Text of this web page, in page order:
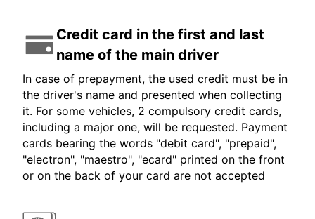
Credit card in the first and last
name of the main driver
In case of prepayment, the used credit must be in
the driver's name and presented when collecting
it. For some vehicles, 2 compulsory credit cards,
including a major one, will be requested. Payment
cards bearing the words "debit card", "prepaid",
"electron", "maestro", "ecard" printed on the front
or on the back of your card are not accepted